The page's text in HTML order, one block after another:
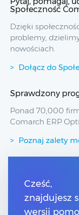
Społeczność
Dzięki
problemy,
nowościach.
Dołącz do
Sprawdzony
Ponad 70,000
Comarch ERP
Poznaj zalety
Przydatne linki
Spis treści
Pomoc
Cześć,
znajdujesz
wersji